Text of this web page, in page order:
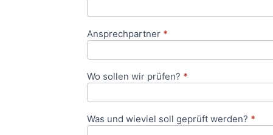
Ansprechpartner *
Wo sollen wir prüfen? *
Was und wieviel soll geprüft werden? *